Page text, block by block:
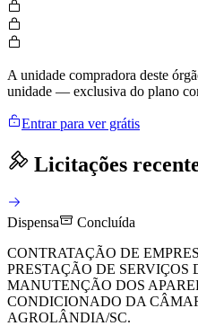
A unidade compradora deste
unidade — exclusiva do plano
Entrar para ver grátis
Licitações
Dispensa
Concluída
CONTRATAÇÃO DE
PRESTAÇÃO DE SERVIÇOS
MANUTENÇÃO DOS
CONDICIONADO DA
AGROLÂNDIA/SC.